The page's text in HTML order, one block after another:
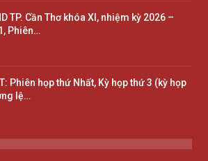
TP. Cần Thơ khóa XI, nhiệm kỳ 2026 –
Phiên…
Phiên họp thứ Nhất, Kỳ họp thứ 3 (kỳ họp
lệ…